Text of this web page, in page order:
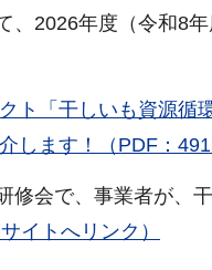
、2026年度（令和8
ト「干しいも資源循
します！（PDF：
修会で、事業者が、
サイトへリンク）